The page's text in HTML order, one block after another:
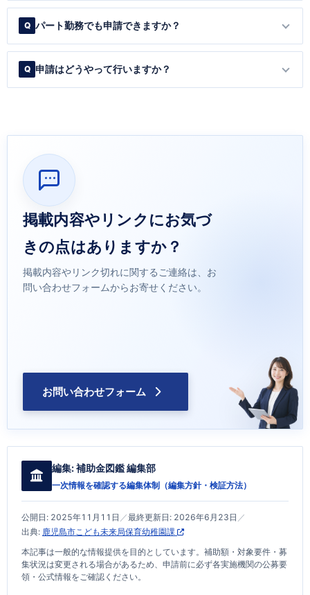
パート勤務でも申請できますか？
申請はどうやって行いますか？
掲載内容やリンクにお気づ
きの点はありますか？
掲載内容やリンク切れに関するご連絡は、お
問い合わせフォームからお寄せください。
お問い合わせフォーム
編集:補助金図鑑 編集部
一次情報を確認する編集体制（編集方針・検証方法）
公開日: 2025年11月11日 ／最終更新日: 2026年6月23日 ／
出典: 鹿児島市こども未来局保育幼稚園課
本記事は一般的な情報提供を目的としています。補助額・対象要件・募
集状況は変更される場合があるため、申請前に必ず各実施機関の公募要
領・公式情報をご確認ください。